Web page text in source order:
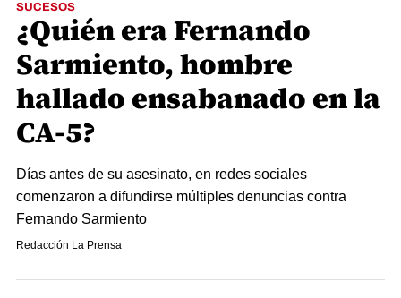
SUCESOS
¿Quién era Fernando
Sarmiento, hombre
hallado ensabanado en la
CA-5?
Días antes de su asesinato, en redes sociales
comenzaron a difundirse múltiples denuncias contra
Fernando Sarmiento
Redacción La Prensa